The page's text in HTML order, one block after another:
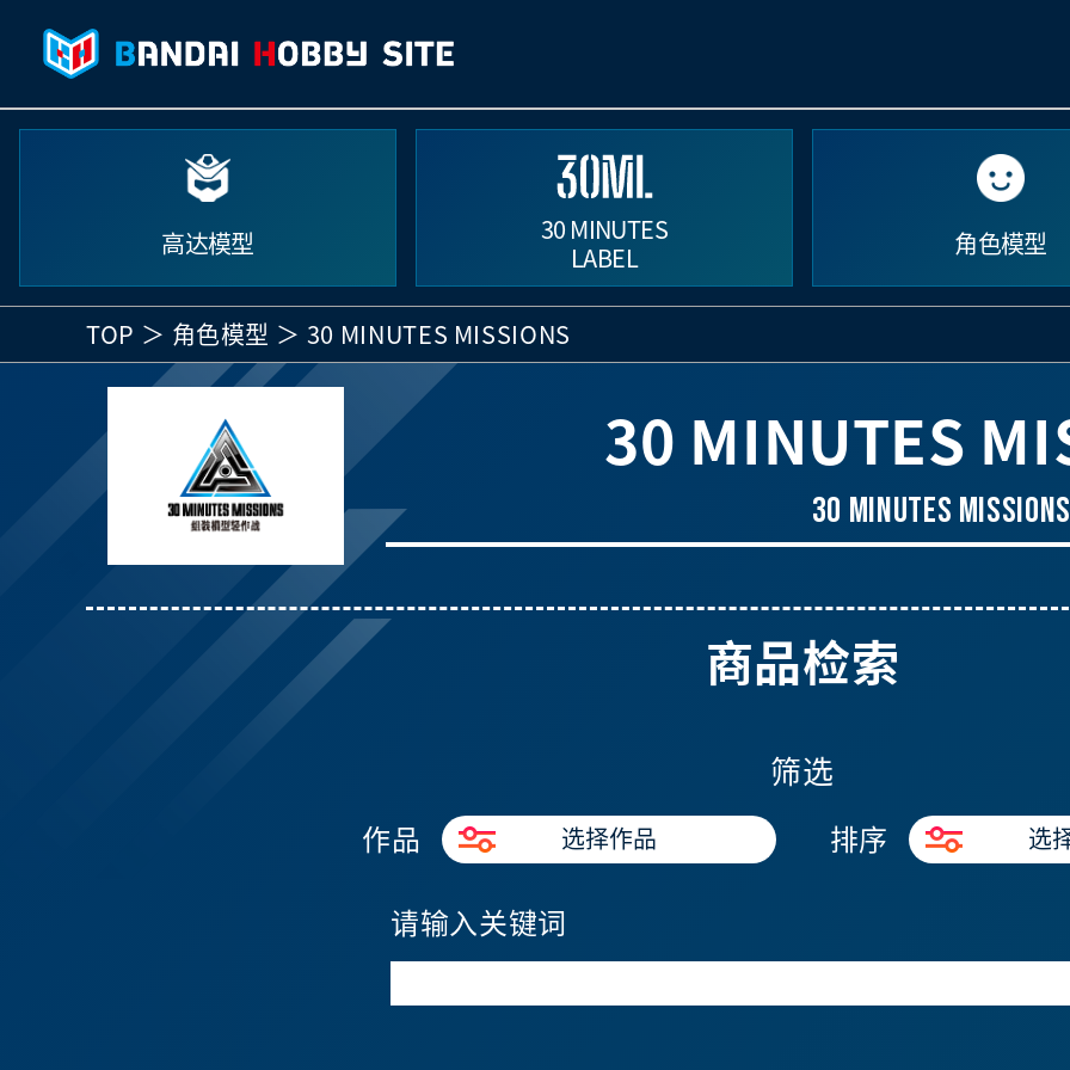
高达模型
30 MINUTES
LABEL
角色模型
TOP 角色模型 30 MINUTES MISSIONS
30 MINUTES
30 MINUTES MISSIONS
商品检索
筛选
作品 选择作品 排序 选
请输入关键词